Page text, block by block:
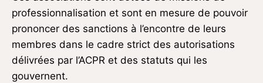
professionnalisation et sont en mesure de pouvoir
prononcer des sanctions à l’encontre de leurs
membres dans le cadre strict des autorisations
délivrées par l’ACPR et des statuts qui les
gouvernent.